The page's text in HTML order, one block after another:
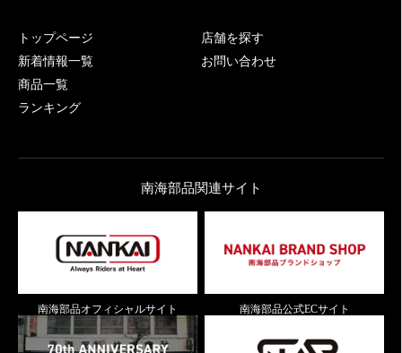
トップページ
新着情報一覧
商品一覧
ランキング
店舗を探す
お問い合わせ
南海部品関連サイト
南海部品オフィシャルサイト 南海部品公式ECサイト